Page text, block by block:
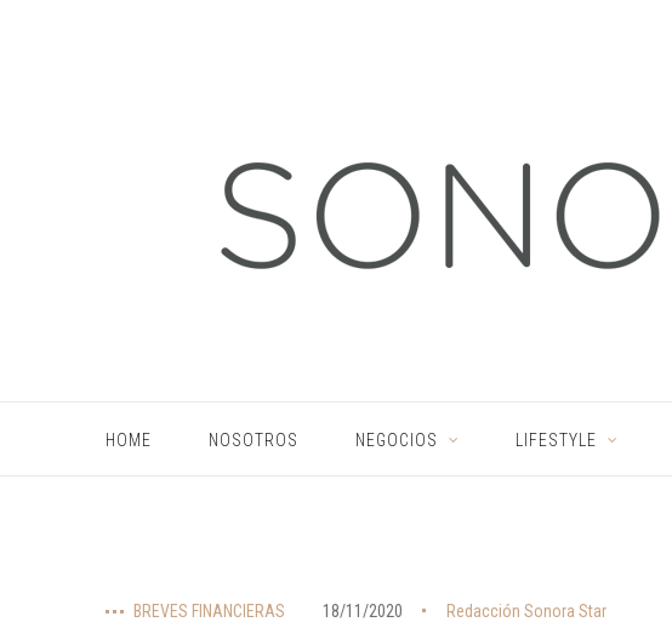
HOME NOSOTROS NEGOCIOS LIFESTYLE
BREVES FINANCIERAS 18/11/2020 Redacción Sonora Star